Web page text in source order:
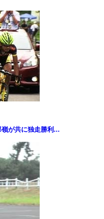
が共に独走勝利...